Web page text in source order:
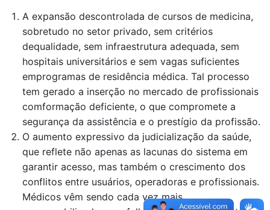
A expansão descontrolada de cursos de medicina,
sobretudo no setor privado, sem critérios
dequalidade, sem infraestrutura adequada, sem
hospitais universitários e sem vagas suficientes
emprogramas de residência médica. Tal processo
tem gerado a inserção no mercado de profissionais
comformação deficiente, o que compromete a
segurança da assistência e o prestígio da profissão.
O aumento expressivo da judicialização da saúde,
que reflete não apenas as lacunas do sistema em
garantir acesso, mas também o crescimento dos
conflitos entre usuários, operadoras e profissionais.
Médicos vêm sendo cada vez mais